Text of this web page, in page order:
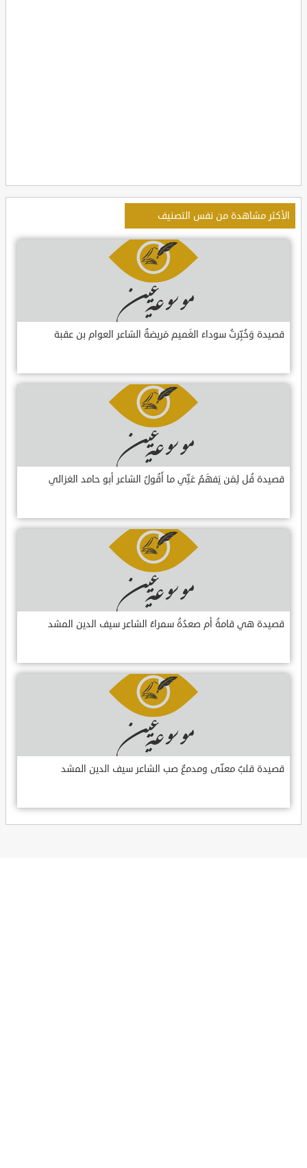
الأكثر مشاهدة من نفس التصنيف
قصيدة وَخُبِّرتُ سوداءَ الغَميم مَريضةٌ الشاعر العوام بن عقبة
قصيدة قُل لِمَن يَفهَمُ عَنِّي ما أَقُولُ الشاعر أبو حامد الغزالي
قصيدة هي قامةُ أم صعدُةُ سمراءُ الشاعر سيف الدين المشد
قصيدة قلبٌ معنّى ومدمعٌ صب الشاعر سيف الدين المشد